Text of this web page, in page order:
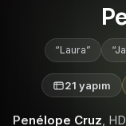
Laura
21 yapım
Penélope Cruz,